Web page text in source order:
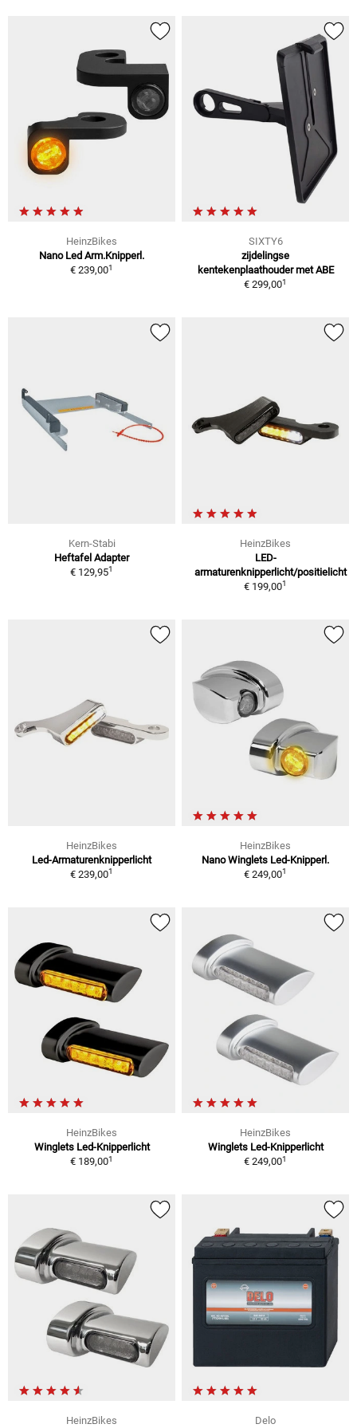
HeinzBikes
Nano Led Arm.Knipperl.
€ 239,001
SIXTY6
zijdelingse
kentekenplaathouder met ABE
€ 299,001
Kern-Stabi
Heftafel Adapter
€ 129,951
HeinzBikes
LED-
armaturenknipperlicht/positielicht
€ 199,001
HeinzBikes
Led-Armaturenknipperlicht
€ 239,001
HeinzBikes
Nano Winglets Led-Knipperl.
€ 249,001
HeinzBikes
Winglets Led-Knipperlicht
€ 189,001
HeinzBikes
Winglets Led-Knipperlicht
€ 249,001
HeinzBikes
Delo